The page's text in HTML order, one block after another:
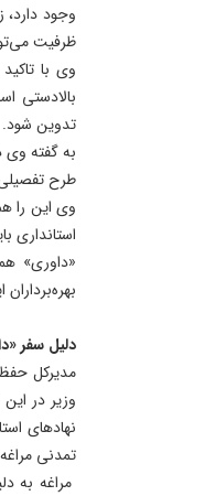
وجود
ظرفیت
وی با
بالادستی
تدوین شود.
به گفته وی
طرح
وی این را
استانداری
«داوری»
دلیل سفر
مدیرکل
وزیر در
نهادهای
تمدنی
مراغه به